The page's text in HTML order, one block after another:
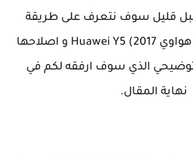
قليل سوف نتعرف على طريقة
تتبع اعطال الشحن هواوي Huawei Y5 (2017 و اصلاحها
الذي سوف ارفقه لكم في
نهاية المقال.